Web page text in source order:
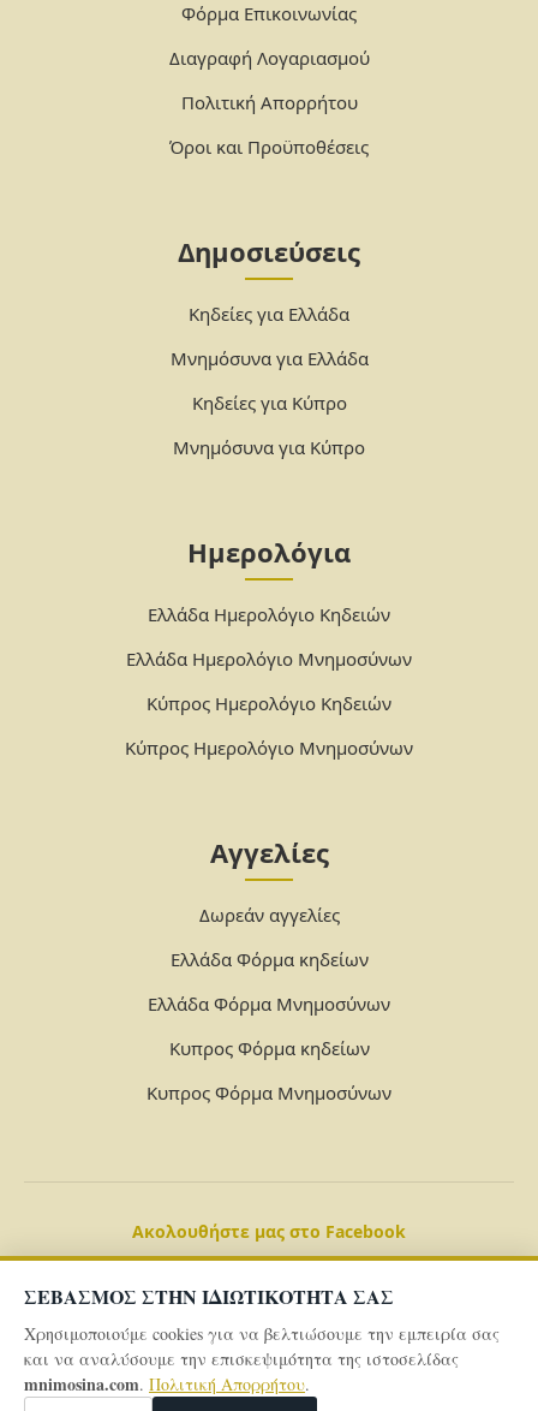
ΣΕΒΑΣΜΟΣ ΣΤΗΝ ΙΔΙΩΤΙΚΟΤΗΤΑ ΣΑΣ
Χρησιμοποιούμε cookies για να βελτιώσουμε την εμπειρία σας
και να αναλύσουμε την επισκεψιμότητα της ιστοσελίδας
mnimosina.com. Πολιτική Απορρήτου.
Φόρμα Επικοινωνίας
Διαγραφή Λογαριασμού
Πολιτική Απορρήτου
Όροι και Προϋποθέσεις
Δημοσιεύσεις
Κηδείες για Ελλάδα
Μνημόσυνα για Ελλάδα
Κηδείες για Κύπρο
Μνημόσυνα για Κύπρο
Ημερολόγια
Ελλάδα Ημερολόγιο Κηδειών
Ελλάδα Ημερολόγιο Μνημοσύνων
Κύπρος Ημερολόγιο Κηδειών
Κύπρος Ημερολόγιο Μνημοσύνων
Αγγελίες
Δωρεάν αγγελίες
Ελλάδα Φόρμα κηδείων
Ελλάδα Φόρμα Μνημοσύνων
Κυπρος Φόρμα κηδείων
Κυπρος Φόρμα Μνημοσύνων
Ακολουθήστε μας στο Facebook